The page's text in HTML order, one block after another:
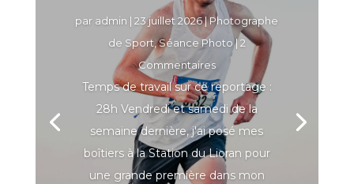
par admin |23 juillet 2026|Photographe
de Sport ,Séance Photo| 2
Commentaires
Temps de travail sur ce reportage :
28h Vendredi et samedi de la
semaine dernière, j'ai posé mes
boîtiers à la Station du Lioran pour
une grande première dans mon